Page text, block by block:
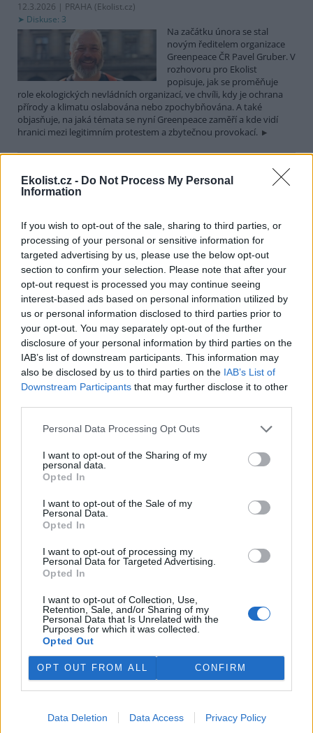
Ekolist.cz - Do Not Process My Personal
Information
If you wish to opt-out of the sale, sharing to third parties, or
processing of your personal or sensitive information for
targeted advertising by us, please use the below opt-out
section to confirm your selection. Please note that after your
opt-out request is processed you may continue seeing
interest-based ads based on personal information utilized by
us or personal information disclosed to third parties prior to
your opt-out. You may separately opt-out of the further
disclosure of your personal information by third parties on the
IAB’s list of downstream participants. This information may
also be disclosed by us to third parties on the IAB’s List of
Downstream Participants that may further disclose it to other
Personal Data Processing Opt Outs
I want to opt-out of the Sharing of my
personal data.
Opted In
I want to opt-out of the Sale of my
Personal Data.
Opted In
I want to opt-out of processing my
Personal Data for Targeted Advertising.
Opted In
I want to opt-out of Collection, Use,
Retention, Sale, and/or Sharing of my
Personal Data that Is Unrelated with the
Purposes for which it was collected.
Opted Out
OPT OUT FROM ALL CONFIRM
Data Deletion Data Access Privacy Policy
12.3.2026 | PRAHA (Ekolist.cz)
Diskuse: 3
Na začátku února se stal
novým ředitelem organizace
Greenpeace ČR Pavel Gruber. V
rozhovoru pro Ekolist
popisuje, jak se proměňuje
role ekologických nevládních organizací, ve chvíli, kdy je ochrana
přírody a klimatu oslabována nebo zpochybňována. A také
objasňuje, na jaká témata se nyní Greenpeace zaměří a kde vidí
hranici mezi legitimním protestem a zbytečnou provokací.
Martin Nawrath: I v případě environmentálního žalu
platí, že sdílená bolest je poloviční bolest
Ekologická úzkost,
environmentální žal, klimatický
smutek. Jsou to nové
fenomény, nebo prožívali
podobné pocity i lidé v
minulosti? Obavy z měnícího se životního prostředí jsou na jednu
stranu přirozené a racionální. Někdy ale mohou narůst až do
takové míry, že člověka paralyzují. Jak poznáme, že nastal čas říci si
o podporu nebo pomoc a kde ji hledat? I o tom jsme hovořili s
Martinem Nawrathem, terapeutem a facilitátorem zabývajícím se
péčí o duševní zdraví také v kontextu probíhající klimatické krize a
proměn životního prostředí.
„Furt ve střehu.“ Manažer přírody Vilém Jurek o
26.11.2025 | PRAHA (Ekolist.cz)
Vilém Jurek je krajinný ekolog,
který zasvětil svůj profesní
končící projekt LIFE South
Moravia, jehož cílem byla obnova stepních biotopů na jižní
Moravě. Mluví o významu pastvy, invazních druzích, složitých
diplomatických jednáních s vlastníky i o tom, proč je důležité
vydržet – i když výsledky nejsou vidět hned. A také o tom, co ho k
přírodě přivedlo, proč má slabost pro Kamenný vrch a jakou roli v
Sumec velký na jihu Evropy? Tamní ekosystémy nejsou
na takového superpredátora připraveny, říká Martin
22.9.2025 | PRAHA (Ekolist.cz)
Diskuse: 26
Sumec velký (Silurus glanis) je
rybou Evropy. Vrcholový